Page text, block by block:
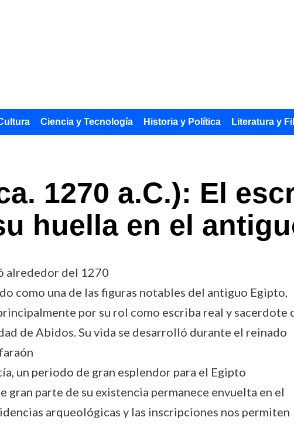
Ciencia y Tecnología Historia y Política Literatura y
1270 a.C.): El
huella en el
alrededor del 1270
como una de las figuras notables del antiguo Egipto,
por su rol como escriba real y sacerdote
de Abidos. Su vida se desarrolló durante el reinado
un periodo de gran esplendor para el Egipto
gran parte de su existencia permanece envuelta en el
arqueológicas y las inscripciones nos permiten